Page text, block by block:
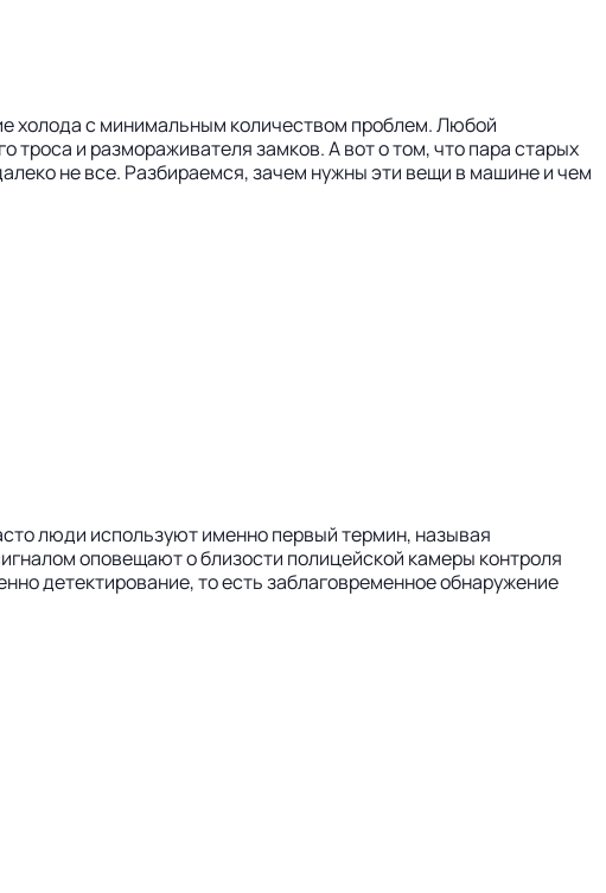
холода с минимальным количеством проблем. Любой
троса и размораживателя замков. А вот о том, что пара старых
не все. Разбираемся, зачем нужны эти вещи в машине и чем
люди используют именно первый термин, называя
оповещают о близости полицейской камеры контроля
детектирование, то есть заблаговременное обнаружение